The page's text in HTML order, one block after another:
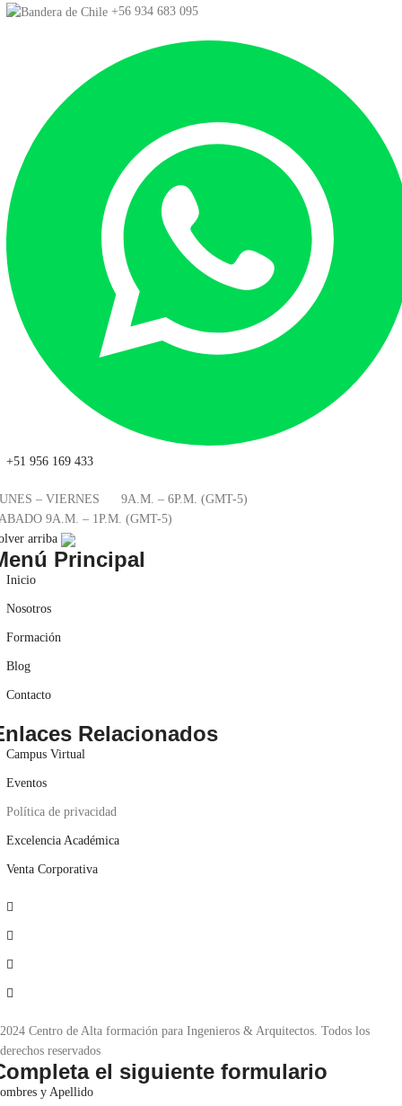
+56 934 683 095
+51 956 169 433
– VIERNES 9A.M. – 6P.M. (GMT-5)
9A.M. – 1P.M. (GMT-5)
arriba
Principal
Inicio
Nosotros
Formación
Blog
Contacto
Relacionados
Campus Virtual
Eventos
Política de privacidad
Excelencia Académica
Venta Corporativa
2024 Centro de Alta formación para Ingenieros & Arquitectos. Todos los
derechos reservados
el siguiente formulario
y Apellido